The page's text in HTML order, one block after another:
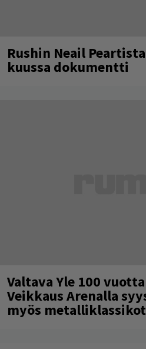
Rushin Neail
kuussa dokumentti
Valtava Yle 100
Veikkaus Arenalla
myös